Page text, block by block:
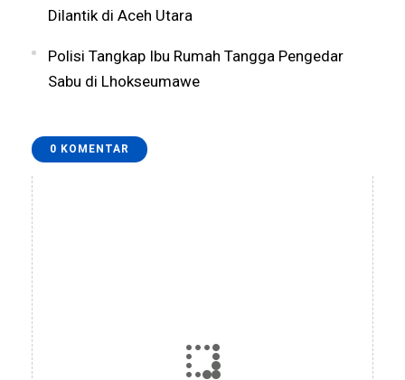
Dilantik di Aceh Utara
Polisi Tangkap Ibu Rumah Tangga Pengedar
Sabu di Lhokseumawe
0 KOMENTAR